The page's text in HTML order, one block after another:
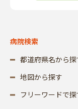
病院検索
都道府県名から探
地図から探す
フリーワードで探